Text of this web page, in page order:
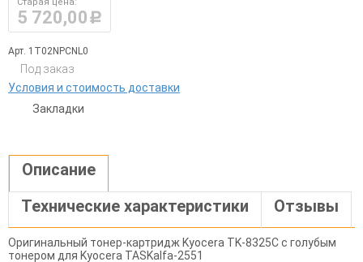
Старая цена:
5 720,00руб.
Арт. 1T02NPCNL0
Под заказ
Условия и стоимость доставки
Закладки
Описание
Технические характеристики
Отзывы
Оригинальный тонер-картридж Kyocera TK-8325C с голубым
тонером для Kyocera TASKalfa-2551